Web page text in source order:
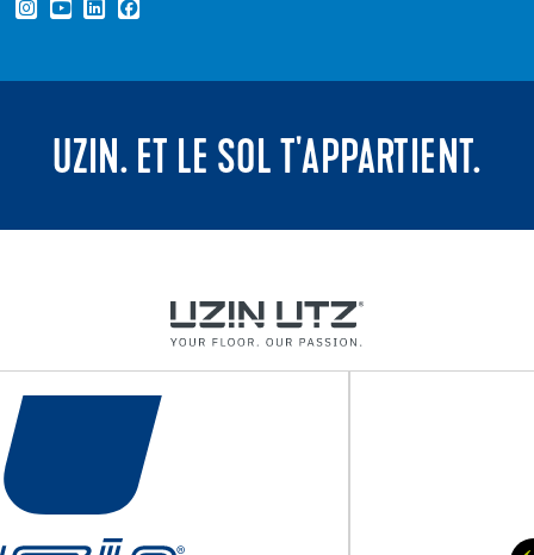
UZIN. ET LE SOL T'APPARTIENT.